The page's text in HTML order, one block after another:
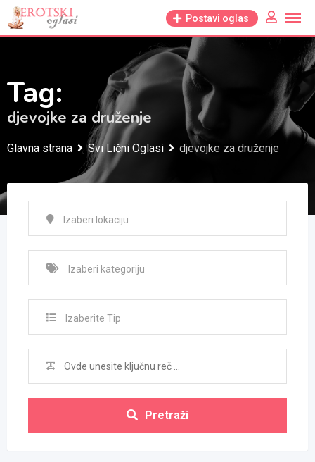
Skip
to
Postavi oglas
Tag:
djevojke za druženje
Glavna strana Svi Lični Oglasi djevojke za druženje
Izaberite Tip
Pretraži